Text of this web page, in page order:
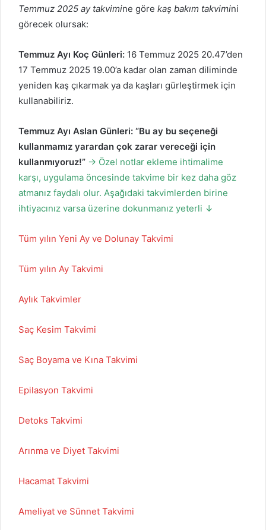
Temmuz 2025 ay takvimine göre kaş bakım takvimini
görecek olursak:
Temmuz Ayı Koç Günleri: 16 Temmuz 2025 20.47’den
17 Temmuz 2025 19.00’a kadar olan zaman diliminde
yeniden kaş çıkarmak ya da kaşları gürleştirmek için
kullanabiliriz.
Temmuz Ayı Aslan Günleri: “Bu ay bu seçeneği
kullanmamız yarardan çok zarar vereceği için
kullanmıyoruz!” → Özel notlar ekleme ihtimalime
karşı, uygulama öncesinde takvime bir kez daha göz
atmanız faydalı olur. Aşağıdaki takvimlerden birine
ihtiyacınız varsa üzerine dokunmanız yeterli ↓
Tüm yılın Yeni Ay ve Dolunay Takvimi
Tüm yılın Ay Takvimi
Aylık Takvimler
Saç Kesim Takvimi
Saç Boyama ve Kına Takvimi
Epilasyon Takvimi
Detoks Takvimi
Arınma ve Diyet Takvimi
Hacamat Takvimi
Ameliyat ve Sünnet Takvimi